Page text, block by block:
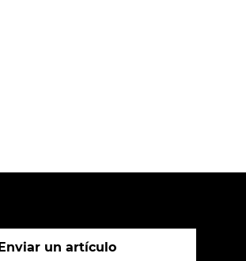
Enviar un artículo